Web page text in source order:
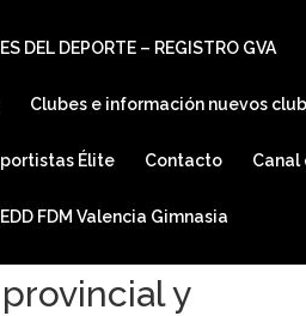
DEL DEPORTE – REGISTRO GVA
Clubes e información nuevos
Élite Contacto Canal
FDM Valencia Gimnasia
y